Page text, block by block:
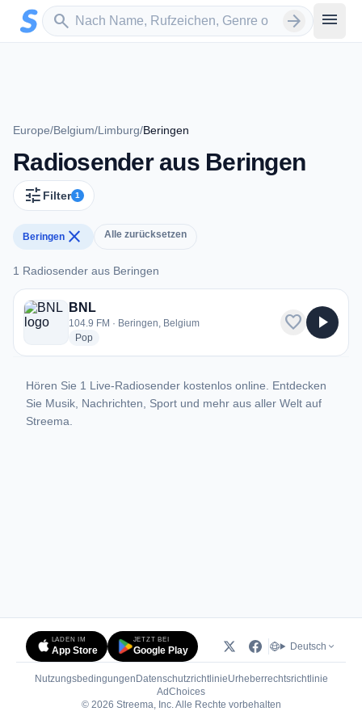
Zum Hauptinhalt springen
search
Sender suchen arrow_forward menu
Europe/Belgium/Limburg/Beringen
Radiosender aus Beringen
tune Filter 1
Beringen close Alle zurücksetzen
1 Radiosender aus Beringen
1 Radiosender aus Beringen
BNL
104.9 FM · Beringen, Belgium
Popradio stations
favorite play_arrow
Hören Sie 1 Live-Radiosender kostenlos online. Entdecken
Sie Musik, Nachrichten, Sport und mehr aus aller Welt auf
Streema.
LADEN IM
App Store
JETZT BEI
Google Play Deutsch
Nutzungsbedingungen DatenschutzrichtlinieUrheberrechtsrichtlinie
AdChoices(öffnet in neuem Tab)
© 2026 Streema, Inc. Alle Rechte vorbehalten